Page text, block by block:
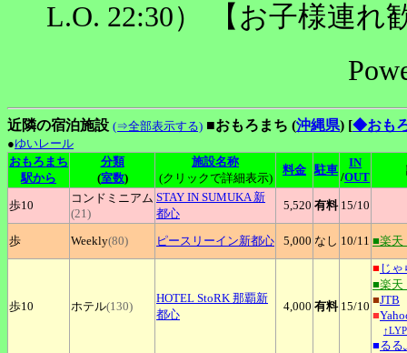
L.O. 22:30） 【お子様連れ
近隣の宿泊施設 (⇒全部表示する) ■おもろまち (沖縄県) [◆おも
●ゆいレール
おもろまち
駅から
分類
(室数)
施設名称
(クリックで詳細表示)
料金 駐車
IN
/OUT
歩10
コンドミニアム
(21)
STAY IN SUMUKA 新
都心
5,520 有料 15/10
歩 Weekly(80) ピースリーイン新都心 5,000 なし 10/11 ■楽天
歩10 ホテル(130)
HOTEL StoRK 那覇新
都心
4,000 有料 15/10
■ じ
■楽天
■JTB
■
■るる